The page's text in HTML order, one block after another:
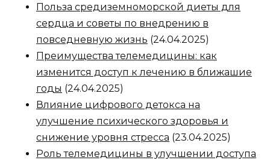
Польза средиземноморской диеты для
сердца и советы по внедрению в
повседневную жизнь (24.04.2025)
Преимущества телемедицины: как
изменится доступ к лечению в ближашие
годы (24.04.2025)
Влияние цифрового детокса на
улучшение психического здоровья и
снижение уровня стресса (23.04.2025)
Роль телемедицины в улучшении доступа